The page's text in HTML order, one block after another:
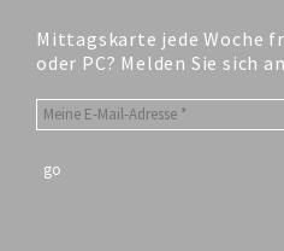
Mittagskarte jede Woche
oder PC? Melden Sie sich